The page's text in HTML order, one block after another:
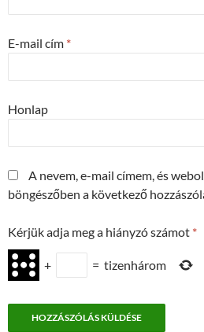
E-mail cím *
Honlap
A nevem, e-mail címem, és
böngészőben a következő
Kérjük adja meg a hiányzó számot *
+ = tizenhárom